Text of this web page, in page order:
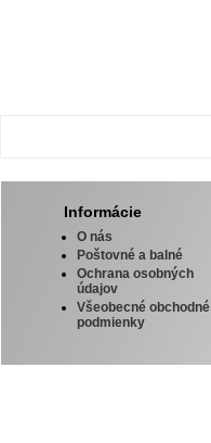
Informácie
O nás
Poštovné a balné
Ochrana osobných
údajov
Všeobecné obchodné
podmienky